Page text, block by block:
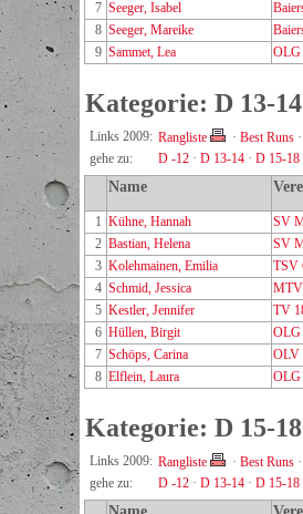
7 Seeger, Isabel
8 Seeger, Mareike
9 Sammet, Lea OLG
Kategorie: D 13-14
Links 2009: Rangliste · Best Runs ·
gehe zu:
D -12 · D 13-14 · D 15-18
Name
1 Kühne, Hannah SV
2 Bastian, Helena SV
3 Kolehmainen, Emilia TSV
4 Schmid, Jessica MTV
5 Kestler, Jennifer TV
6 Hüllen, Birgit OLG
7 Schöps, Carina OLV
8 Elflein, Laura OLG
Kategorie: D 15-18
Links 2009: Rangliste · Best Runs ·
gehe zu:
D -12 · D 13-14 · D 15-18